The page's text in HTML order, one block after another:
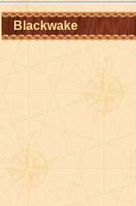
Blackwake